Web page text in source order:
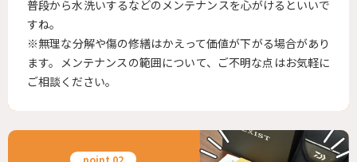
普段から水洗いするなどのメンテナンスを心がけるといいで
すね。
※無理な分解や傷の修繕はかえって価値が下がる場合があり
ます。メンテナンスの範囲について、ご不明な点はお気軽に
ご相談ください。